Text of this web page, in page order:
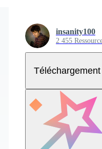
insanity100
2 455